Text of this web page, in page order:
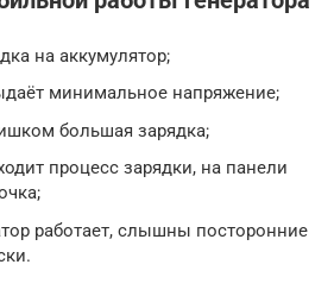
на аккумулятор;
минимальное напряжение;
большая зарядка;
процесс зарядки, на панели
работает, слышны посторонние